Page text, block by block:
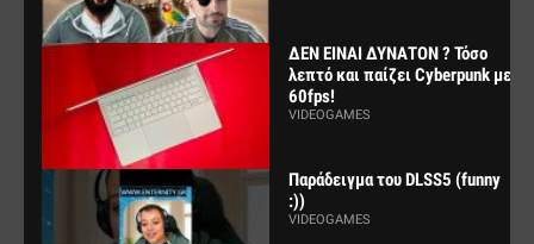
ΔΕΝ ΕΙΝΑΙ ΔΥΝΑΤΟΝ ? Τόσο
λεπτό και παίζει Cyberpunk με
60fps!
VIDEOGAMES
Παράδειγμα του DLSS5 (funny
:))
VIDEOGAMES